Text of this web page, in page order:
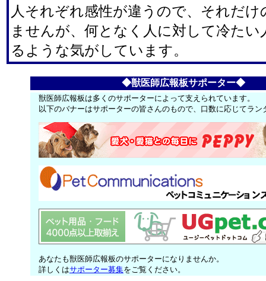
人それぞれ感性が違うので、それだ
ませんが、何となく人に対して冷たい
るような気がしています。
◆獣医師広報板サポーター◆
獣医師広報板は多くのサポーターによって支えられています。
以下のバナーはサポーターの皆さんのもので、口数に応じてラ
あなたも獣医師広報板のサポーターになりませんか。
詳しくはサポーター募集をご覧ください。